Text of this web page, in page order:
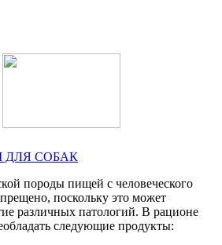
ДЛЯ СОБАК
породы пищей с человеческого
поскольку это может
различных патологий. В рационе
следующие продукты: